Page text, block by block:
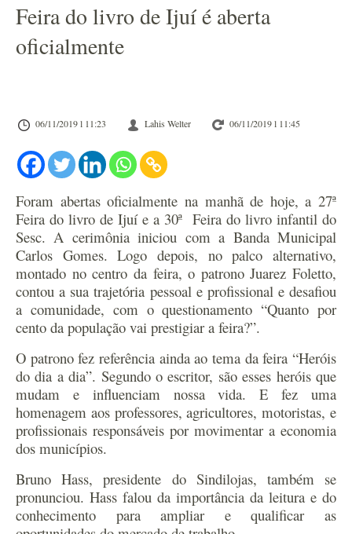
Feira do livro de Ijuí é aberta
oficialmente
06/11/2019 l 11:23 Lahis Welter 06/11/2019 l 11:45
Foram abertas oficialmente na manhã de hoje, a 27ª
Feira do livro de Ijuí e a 30ª Feira do livro infantil do
Sesc. A cerimônia iniciou com a Banda Municipal
Carlos Gomes. Logo depois, no palco alternativo,
montado no centro da feira, o patrono Juarez Foletto,
contou a sua trajetória pessoal e profissional e desafiou
a comunidade, com o questionamento “Quanto por
cento da população vai prestigiar a feira?”.
O patrono fez referência ainda ao tema da feira “Heróis
do dia a dia”. Segundo o escritor, são esses heróis que
mudam e influenciam nossa vida. E fez uma
homenagem aos professores, agricultores, motoristas, e
profissionais responsáveis por movimentar a economia
dos municípios.
Bruno Hass, presidente do Sindilojas, também se
pronunciou. Hass falou da importância da leitura e do
conhecimento para ampliar e qualificar as